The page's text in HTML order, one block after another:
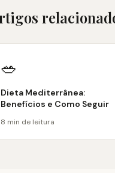
🥗
Dieta Mediterrânea:
Benefícios e Como Seguir
8 min de leitura